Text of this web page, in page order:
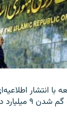
با انتشار
یک نماینده مجلس درباره